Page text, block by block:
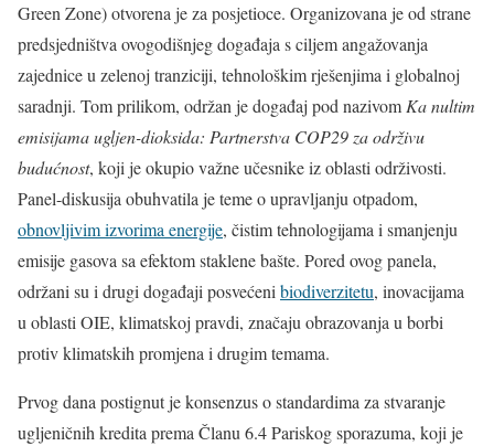
Green Zone) otvorena je za posjetioce. Organizovana je od strane
predsjedništva ovogodišnjeg događaja s ciljem angažovanja
zajednice u zelenoj tranziciji, tehnološkim rješenjima i globalnoj
saradnji. Tom prilikom, održan je događaj pod nazivomKa nultim
emisijama ugljen-dioksida: Partnerstva COP29 za održivu
budućnost, koji je okupio važne učesnike iz oblasti održivosti.
Panel-diskusija obuhvatila je teme o upravljanju otpadom,
obnovljivim izvorima energije, čistim tehnologijama i smanjenju
emisije gasova sa efektom staklene bašte. Pored ovog panela,
održani su i drugi događaji posvećenibiodiverzitetu, inovacijama
u oblasti OIE, klimatskoj pravdi, značaju obrazovanja u borbi
protiv klimatskih promjena i drugim temama.
Prvog dana postignut je konsenzus o standardima za stvaranje
ugljeničnih kredita prema Članu 6.4 Pariskog sporazuma, koji je